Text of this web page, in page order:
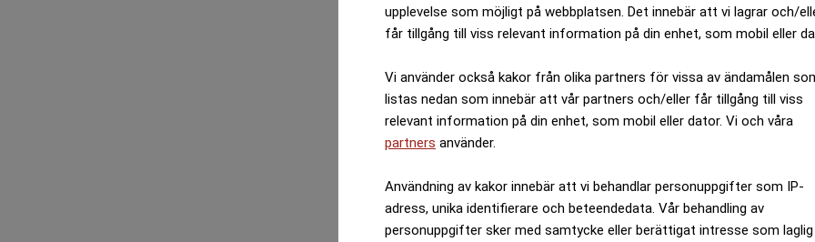
upplevelse som möjligt på webbplatsen. Det innebär att vi lagrar och/
får tillgång till viss relevant information på din enhet, som mobil eller
Vi använder också kakor från olika partners för vissa av ändamålen
listas nedan som innebär att vår partners och/eller får tillgång till viss
relevant information på din enhet, som mobil eller dator. Vi och våra
partners använder.
Användning av kakor innebär att vi behandlar personuppgifter som IP-
adress, unika identifierare och beteendedata. Vår behandling av
personuppgifter sker med samtycke eller berättigat intresse som laglig